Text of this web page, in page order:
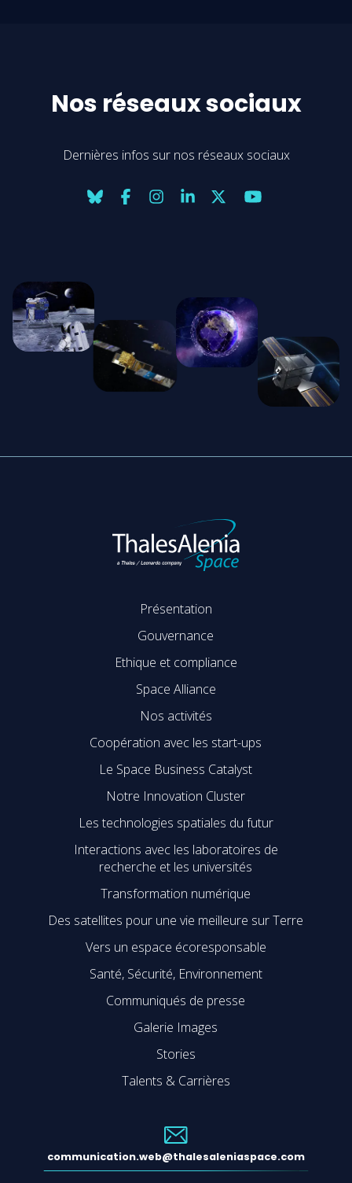
Nos réseaux sociaux
Dernières infos sur nos réseaux sociaux
Présentation
Gouvernance
Ethique et compliance
Space Alliance
Nos activités
Coopération avec les start-ups
Le Space Business Catalyst
Notre Innovation Cluster
Les technologies spatiales du futur
Interactions avec les laboratoires de
recherche et les universités
Transformation numérique
Des satellites pour une vie meilleure sur Terre
Vers un espace écoresponsable
Santé, Sécurité, Environnement
Communiqués de presse
Galerie Images
Stories
Talents & Carrières
communication.web@thalesaleniaspace.com